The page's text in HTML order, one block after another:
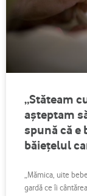
„Stăteam
așteptam
spună că e
băiețelul
„Mămica, uite
gardă ce îi